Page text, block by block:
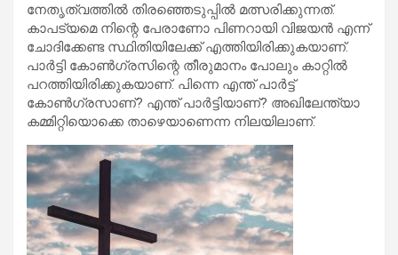
നേതൃത്വത്തില്‍ തിരഞ്ഞെടുപ്പില്‍ മത്സരിക്കുന്നത്.
കാപട്യമെ നിന്റെ പേരാണോ പിണറായി വിജയന്‍ എന്ന്
ചോദിക്കേണ്ട സ്ഥിതിയിലേക്ക് എത്തിയിരിക്കുകയാണ്.
പാര്‍ട്ടി കോണ്‍ഗ്രസിന്റെ തീരുമാനം പോലും കാറ്റില്‍
പറത്തിയിരിക്കുകയാണ്. പിന്നെ എന്ത് പാര്‍ട്ട്
കോണ്‍ഗ്രസാണ്? എന്ത് പാര്‍ട്ടിയാണ്? അഖിലേന്ത്യാ
കമ്മിറ്റിയൊക്കെ താഴെയാണെന്ന നിലയിലാണ്.